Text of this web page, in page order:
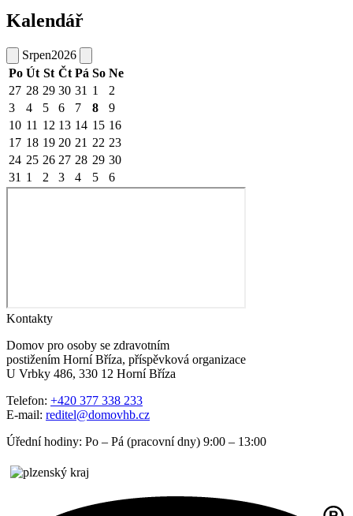
Kalendář
Srpen2026
Po Út St Čt Pá So Ne
27 28 29 30 31 1
2
3
4 5 6 7 8
9
10 11 12 13 14 15 16
17 18 19 20 21 22 23
24 25 26 27 28 29 30
31 1 2 3 4 5 6
Kontakty
Domov pro osoby se zdravotním
postižením Horní Bříza, příspěvková organizace
U Vrbky 486, 330 12 Horní Bříza
Telefon: +420 377 338 233
E-mail: reditel@domovhb.cz
Úřední hodiny: Po – Pá (pracovní dny) 9:00 – 13:00